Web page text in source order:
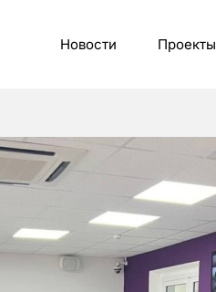
Новости Проекты